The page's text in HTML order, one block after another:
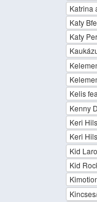
Katrina
Katy
Katy
Kelis
Kenny
Keri
Keri
Kid
Kid